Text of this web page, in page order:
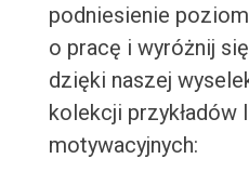
podniesienie
o pracę i wyróżnij
dzięki naszej
kolekcji przykładów
motywacyjnych: